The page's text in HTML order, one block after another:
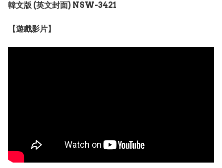
韓文版 (英文封面) NSW-3421
【遊戲影片】